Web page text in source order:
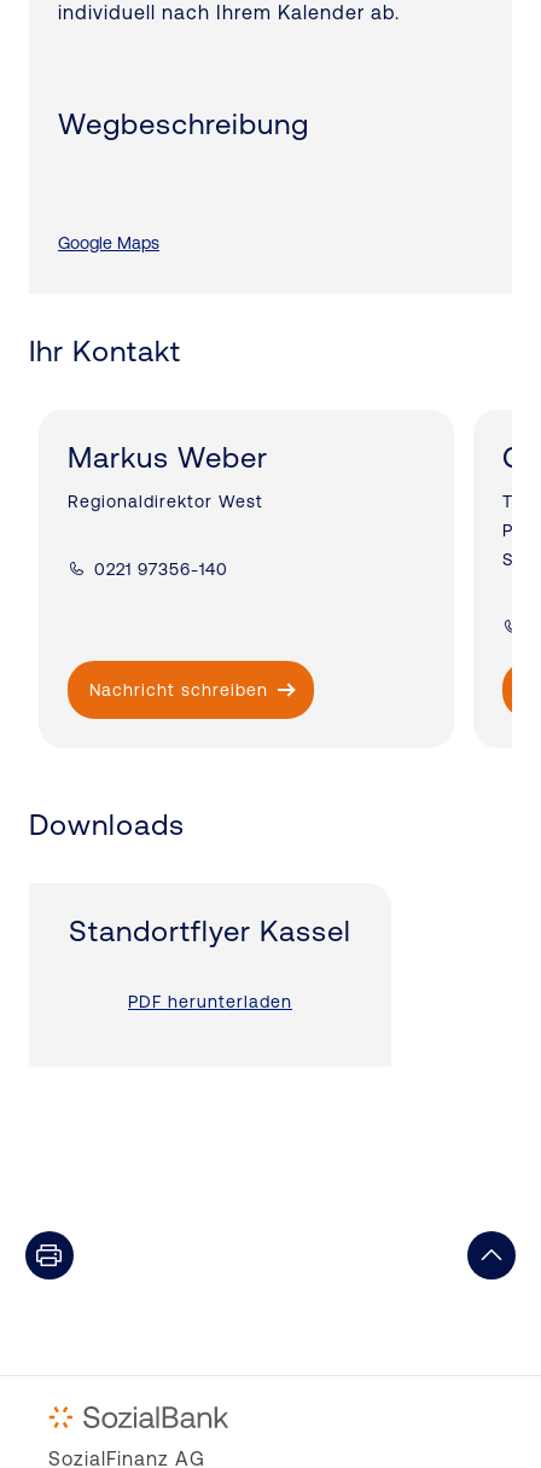
individuell nach Ihrem Kalender ab.
Wegbeschreibung
Google Maps
Ihr Kontakt
Markus Weber
Regionaldirektor West
0221 97356-140
Nachricht schreiben
Downloads
Standortflyer Kassel
PDF herunterladen
SozialFinanz AG